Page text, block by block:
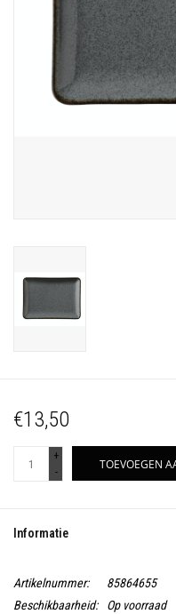
Cadeaubonnen
€13,50
+
-
TOEVOEGEN
Informatie
Artikelnummer:
85864655
Beschikbaarheid:
Op voorraad